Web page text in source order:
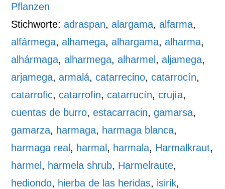
Pflanzen
Stichworte:adraspan,alargama,alfarma,
alfármega,alhamega,alhargama,alharma,
alhármaga,alharmega,alharmel ,aljamega,
arjamega,armalá,catarrecino,catarrocín,
catarrofic,catarrofin,catarrucín,crujía,
cuentas de burro,estacarracin,gamarsa,
gamarza, harmaga, harmaga blanca,
harmaga real , harmal , harmala, Harmalkraut,
harmel , harmela shrub, Harmelraute,
hediondo, hierba de las heridas, isirik,